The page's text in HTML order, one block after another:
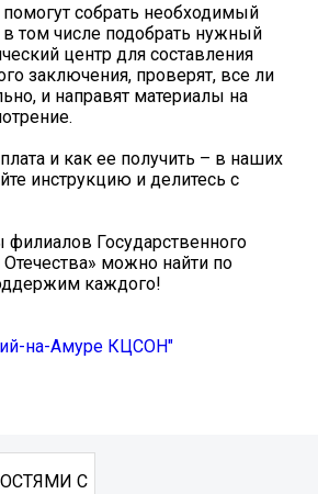
собрать необходимый
в том числе подобрать нужный
центр для составления
заключения, проверят, все ли
и направят материалы на
и как ее получить – в наших
инструкцию и делитесь с
Государственного
можно найти по
каждого!
на-Амуре КЦСОН"
С